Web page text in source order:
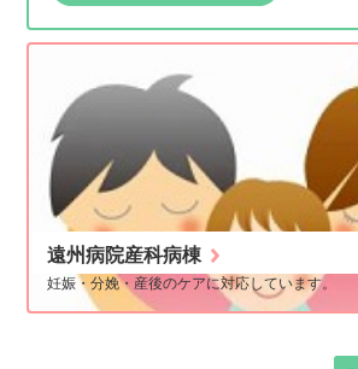
遠州病院産科病棟
妊娠・分娩・産後のケアに対応しています。